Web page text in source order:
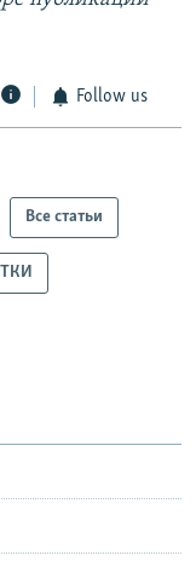
Follow us
Все статьи